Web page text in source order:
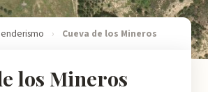
› Cueva de los Mineros
los Mineros